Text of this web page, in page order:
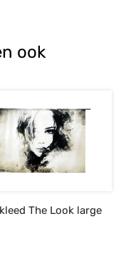
ook
The Look large